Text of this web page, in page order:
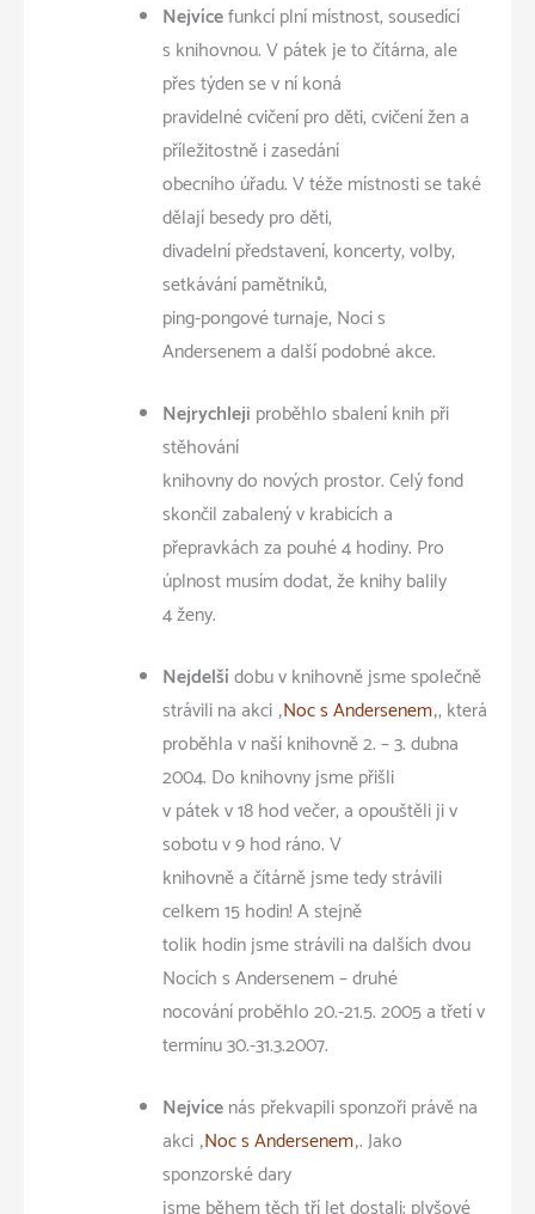
Nejvícefunkcí plní místnost, sousedící
s knihovnou. V pátek je to čítárna, ale
přes týden se v ní koná
pravidelné cvičení pro děti, cvičení žen a
příležitostně i zasedání
obecního úřadu. V téže místnosti se také
dělají besedy pro děti,
divadelní představení, koncerty, volby,
setkávání pamětníků,
ping-pongové turnaje, Noci s
Andersenem a další podobné akce.
Nejrychleji proběhlo sbalení knih při
stěhování
knihovny do nových prostor. Celý fond
skončil zabalený v krabicích a
přepravkách za pouhé 4 hodiny. Pro
úplnost musím dodat, že knihy balily
4 ženy.
Nejdelšídobu v knihovně jsme společně
strávili na akci „Noc s Andersenem„, která
proběhla v naší knihovně 2. – 3. dubna
2004. Do knihovny jsme přišli
v pátek v 18 hod večer, a opouštěli ji v
sobotu v 9 hod ráno. V
knihovně a čítárně jsme tedy strávili
celkem 15 hodin! A stejně
tolik hodin jsme strávili na dalších dvou
Nocích s Andersenem – druhé
nocování proběhlo 20.-21.5. 2005 a třetí v
termínu 30.-31.3.2007.
Nejvícenás překvapili sponzoři právě na
akci „Noc s Andersenem„. Jako
sponzorské dary